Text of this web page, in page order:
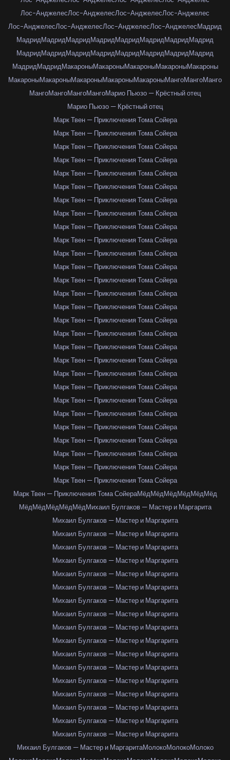
Лос-АнджелесЛос-АнджелесЛос-АнджелесЛос-Анджелес
Лос-АнджелесЛос-АнджелесЛос-АнджелесЛос-АнджелесМадрид
МадридМадридМадридМадридМадридМадридМадридМадрид
МадридМадридМадридМадридМадридМадридМадридМадрид
МадридМадридМакароныМакароныМакароныМакароныМакароны
МакароныМакароныМакароныМакароныМакароныМангоМангоМанго
МангоМангоМангоМангоМарио Пьюзо — Крёстный отец
Марио Пьюзо — Крёстный отец
Марк Твен — Приключения Тома Сойера
Марк Твен — Приключения Тома Сойера
Марк Твен — Приключения Тома Сойера
Марк Твен — Приключения Тома Сойера
Марк Твен — Приключения Тома Сойера
Марк Твен — Приключения Тома Сойера
Марк Твен — Приключения Тома Сойера
Марк Твен — Приключения Тома Сойера
Марк Твен — Приключения Тома Сойера
Марк Твен — Приключения Тома Сойера
Марк Твен — Приключения Тома Сойера
Марк Твен — Приключения Тома Сойера
Марк Твен — Приключения Тома Сойера
Марк Твен — Приключения Тома Сойера
Марк Твен — Приключения Тома Сойера
Марк Твен — Приключения Тома Сойера
Марк Твен — Приключения Тома Сойера
Марк Твен — Приключения Тома Сойера
Марк Твен — Приключения Тома Сойера
Марк Твен — Приключения Тома Сойера
Марк Твен — Приключения Тома Сойера
Марк Твен — Приключения Тома Сойера
Марк Твен — Приключения Тома Сойера
Марк Твен — Приключения Тома Сойера
Марк Твен — Приключения Тома Сойера
Марк Твен — Приключения Тома Сойера
Марк Твен — Приключения Тома Сойера
Марк Твен — Приключения Тома Сойера
Марк Твен — Приключения Тома СойераМёдМёдМёдМёдМёдМёд
МёдМёдМёдМёдМёдМихаил Булгаков — Мастер и Маргарита
Михаил Булгаков — Мастер и Маргарита
Михаил Булгаков — Мастер и Маргарита
Михаил Булгаков — Мастер и Маргарита
Михаил Булгаков — Мастер и Маргарита
Михаил Булгаков — Мастер и Маргарита
Михаил Булгаков — Мастер и Маргарита
Михаил Булгаков — Мастер и Маргарита
Михаил Булгаков — Мастер и Маргарита
Михаил Булгаков — Мастер и Маргарита
Михаил Булгаков — Мастер и Маргарита
Михаил Булгаков — Мастер и Маргарита
Михаил Булгаков — Мастер и Маргарита
Михаил Булгаков — Мастер и Маргарита
Михаил Булгаков — Мастер и Маргарита
Михаил Булгаков — Мастер и Маргарита
Михаил Булгаков — Мастер и Маргарита
Михаил Булгаков — Мастер и Маргарита
Михаил Булгаков — Мастер и МаргаритаМолокоМолокоМолоко